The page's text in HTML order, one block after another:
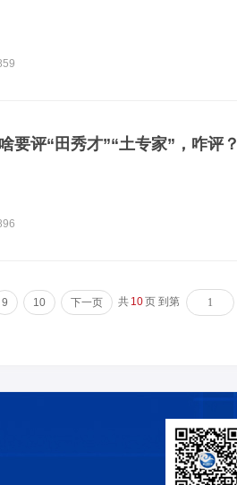
要评“田秀才”“土专家”，咋评？
9 10 下一页 共 10页 到第